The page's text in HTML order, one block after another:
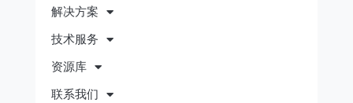
解决方案
技术服务
资源库
联系我们